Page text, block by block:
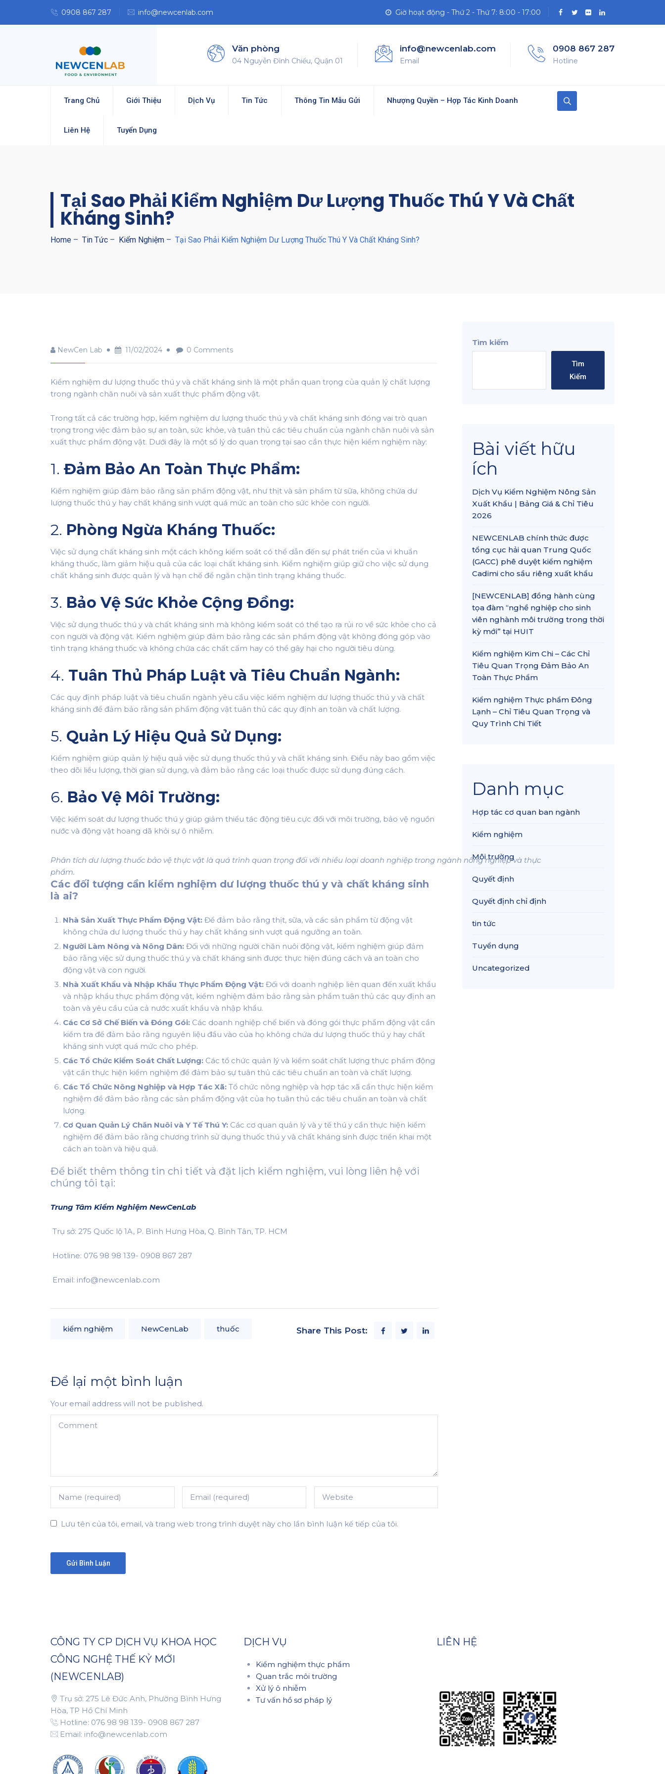
0908 867 287 info@newcenlab.com Giờ hoạt động - Thứ 2 - Thứ 7: 8:00 - 17:00
Văn phòng
04 Nguyễn Đình Chiểu, Quận 01
info@newcenlab.com
Email
0908 867 287
Hotline
Trang Chủ Giới Thiệu Dịch Vụ Tin Tức Thông Tin Mẫu Gửi Nhượng Quyền – Hợp Tác Kinh Doanh
Liên Hệ Tuyển Dụng
Tại Sao Phải Kiểm Nghiệm Dư Lượng Thuốc Thú Y Và Chất
Kháng Sinh?
Home – Tin Tức – Kiểm Nghiệm – Tại Sao Phải Kiểm Nghiệm Dư Lượng Thuốc Thú Y Và Chất Kháng Sinh?
NewCen Lab 11/02/2024 0 Comments
Kiểm nghiệm dư lượng thuốc thú y và chất kháng sinh là một phần quan trọng của quản lý chất lượng
trong ngành chăn nuôi và sản xuất thực phẩm động vật.
Trong tất cả các trường hợp, kiểm nghiệm dư lượng thuốc thú y và chất kháng sinh đóng vai trò quan
trọng trong việc đảm bảo sự an toàn, sức khỏe, và tuân thủ các tiêu chuẩn của ngành chăn nuôi và sản
xuất thực phẩm động vật. Dưới đây là một số lý do quan trọng tại sao cần thực hiện kiểm nghiệm này:
1. Đảm Bảo An Toàn Thực Phẩm:
Kiểm nghiệm giúp đảm bảo rằng sản phẩm động vật, như thịt và sản phẩm từ sữa, không chứa dư
lượng thuốc thú y hay chất kháng sinh vượt quá mức an toàn cho sức khỏe con người.
2. Phòng Ngừa Kháng Thuốc:
Việc sử dụng chất kháng sinh một cách không kiểm soát có thể dẫn đến sự phát triển của vi khuẩn
kháng thuốc, làm giảm hiệu quả của các loại chất kháng sinh. Kiểm nghiệm giúp giữ cho việc sử dụng
chất kháng sinh được quản lý và hạn chế để ngăn chặn tình trạng kháng thuốc.
3. Bảo Vệ Sức Khỏe Cộng Đồng:
Việc sử dụng thuốc thú y và chất kháng sinh mà không kiểm soát có thể tạo ra rủi ro về sức khỏe cho cả
con người và động vật. Kiểm nghiệm giúp đảm bảo rằng các sản phẩm động vật không đóng góp vào
tình trạng kháng thuốc và không chứa các chất cấm hay có thể gây hại cho người tiêu dùng.
4. Tuân Thủ Pháp Luật và Tiêu Chuẩn Ngành:
Các quy định pháp luật và tiêu chuẩn ngành yêu cầu việc kiểm nghiệm dư lượng thuốc thú y và chất
kháng sinh để đảm bảo rằng sản phẩm động vật tuân thủ các quy định an toàn và chất lượng.
5. Quản Lý Hiệu Quả Sử Dụng:
Kiểm nghiệm giúp quản lý hiệu quả việc sử dụng thuốc thú y và chất kháng sinh. Điều này bao gồm việc
theo dõi liều lượng, thời gian sử dụng, và đảm bảo rằng các loại thuốc được sử dụng đúng cách.
6. Bảo Vệ Môi Trường:
Việc kiểm soát dư lượng thuốc thú y giúp giảm thiểu tác động tiêu cực đối với môi trường, bảo vệ nguồn
nước và động vật hoang dã khỏi sự ô nhiễm.
Phân tích dư lượng thuốc bảo vệ thực vật là quá trình quan trọng đối với nhiều loại doanh nghiệp trong ngành nông nghiệp và thực
phẩm.
Các đối tượng cần kiểm nghiệm dư lượng thuốc thú y và chất kháng sinh
là ai?
Nhà Sản Xuất Thực Phẩm Động Vật: Để đảm bảo rằng thịt, sữa, và các sản phẩm từ động vật
không chứa dư lượng thuốc thú y hay chất kháng sinh vượt quá ngưỡng an toàn.
Người Làm Nông và Nông Dân: Đối với những người chăn nuôi động vật, kiểm nghiệm giúp đảm
bảo rằng việc sử dụng thuốc thú y và chất kháng sinh được thực hiện đúng cách và an toàn cho
động vật và con người.
Nhà Xuất Khẩu và Nhập Khẩu Thực Phẩm Động Vật: Đối với doanh nghiệp liên quan đến xuất khẩu
và nhập khẩu thực phẩm động vật, kiểm nghiệm đảm bảo rằng sản phẩm tuân thủ các quy định an
toàn và yêu cầu của cả nước xuất khẩu và nhập khẩu.
Các Cơ Sở Chế Biến và Đóng Gói: Các doanh nghiệp chế biến và đóng gói thực phẩm động vật cần
kiểm tra để đảm bảo rằng nguyên liệu đầu vào của họ không chứa dư lượng thuốc thú y hay chất
kháng sinh vượt quá mức cho phép.
Các Tổ Chức Kiểm Soát Chất Lượng: Các tổ chức quản lý và kiểm soát chất lượng thực phẩm động
vật cần thực hiện kiểm nghiệm để đảm bảo sự tuân thủ các tiêu chuẩn an toàn và chất lượng.
Các Tổ Chức Nông Nghiệp và Hợp Tác Xã: Tổ chức nông nghiệp và hợp tác xã cần thực hiện kiểm
nghiệm để đảm bảo rằng các sản phẩm động vật của họ tuân thủ các tiêu chuẩn an toàn và chất
lượng.
Cơ Quan Quản Lý Chăn Nuôi và Y Tế Thú Y: Các cơ quan quản lý và y tế thú y cần thực hiện kiểm
nghiệm để đảm bảo rằng chương trình sử dụng thuốc thú y và chất kháng sinh được triển khai một
cách an toàn và hiệu quả.
Để biết thêm thông tin chi tiết và đặt lịch kiểm nghiệm, vui lòng liên hệ với
chúng tôi tại:
Trung Tâm Kiểm Nghiệm NewCenLab
Trụ sở: 275 Quốc lộ 1A, P. Bình Hưng Hòa, Q. Bình Tân, TP. HCM
Hotline: 076 98 98 139- 0908 867 287
Email: info@newcenlab.com
Share This Post:
kiểm nghiệm NewCenLab thuốc
Để lại một bình luận
Your email address will not be published.
Lưu tên của tôi, email, và trang web trong trình duyệt này cho lần bình luận kế tiếp của tôi.
Tìm kiếm
Tìm
Kiếm
Bài viết hữu
ích
Dịch Vụ Kiểm Nghiệm Nông Sản
Xuất Khẩu | Bảng Giá & Chỉ Tiêu
2026
NEWCENLAB chính thức được
tổng cục hải quan Trung Quốc
(GACC) phê duyệt kiểm nghiệm
Cadimi cho sầu riêng xuất khẩu
[NEWCENLAB] đồng hành cùng
tọa đàm “nghề nghiệp cho sinh
viên nghành môi trường trong thời
kỳ mới” tại HUIT
Kiểm nghiệm Kim Chi – Các Chỉ
Tiêu Quan Trọng Đảm Bảo An
Toàn Thực Phẩm
Kiểm nghiệm Thực phẩm Đông
Lạnh – Chỉ Tiêu Quan Trọng và
Quy Trình Chi Tiết
Danh mục
Hợp tác cơ quan ban ngành
Kiểm nghiệm
Môi trường
Quyết định
Quyết định chỉ định
tin tức
Tuyển dụng
Uncategorized
CÔNG TY CP DỊCH VỤ KHOA HỌC
CÔNG NGHỆ THẾ KỶ MỚI
(NEWCENLAB)
Trụ sở: 275 Lê Đức Anh, Phường Bình Hưng
Hòa, TP Hồ Chí Minh
Hotline: 076 98 98 139- 0908 867 287
Email: info@newcenlab.com
DỊCH VỤ
Kiểm nghiệm thực phẩm
Quan trắc môi trường
Xử lý ô nhiễm
Tư vấn hồ sơ pháp lý
LIÊN HỆ